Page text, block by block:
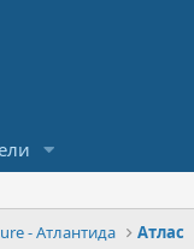
- Атлантида Атлас